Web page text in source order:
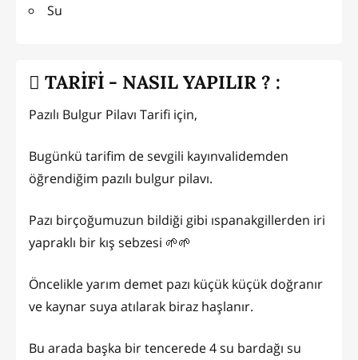
Su
TARİFİ - NASIL YAPILIR ? :
Pazılı Bulgur Pilavı Tarifi için,
Bugünkü tarifim de sevgili kayınvalidemden
öğrendiğim pazılı bulgur pilavı.
Pazı birçoğumuzun bildiği gibi ıspanakgillerden iri
yapraklı bir kış sebzesi 🌱🌱
Öncelikle yarım demet pazı küçük küçük doğranır
ve kaynar suya atılarak biraz haşlanır.
Bu arada başka bir tencerede 4 su bardağı su